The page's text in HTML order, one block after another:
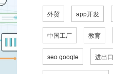
外贸 app开发
中国工厂 教育
seo google 进出口